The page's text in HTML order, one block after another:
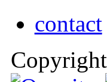
contact